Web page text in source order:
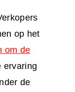
op het
om de
ervaring
de